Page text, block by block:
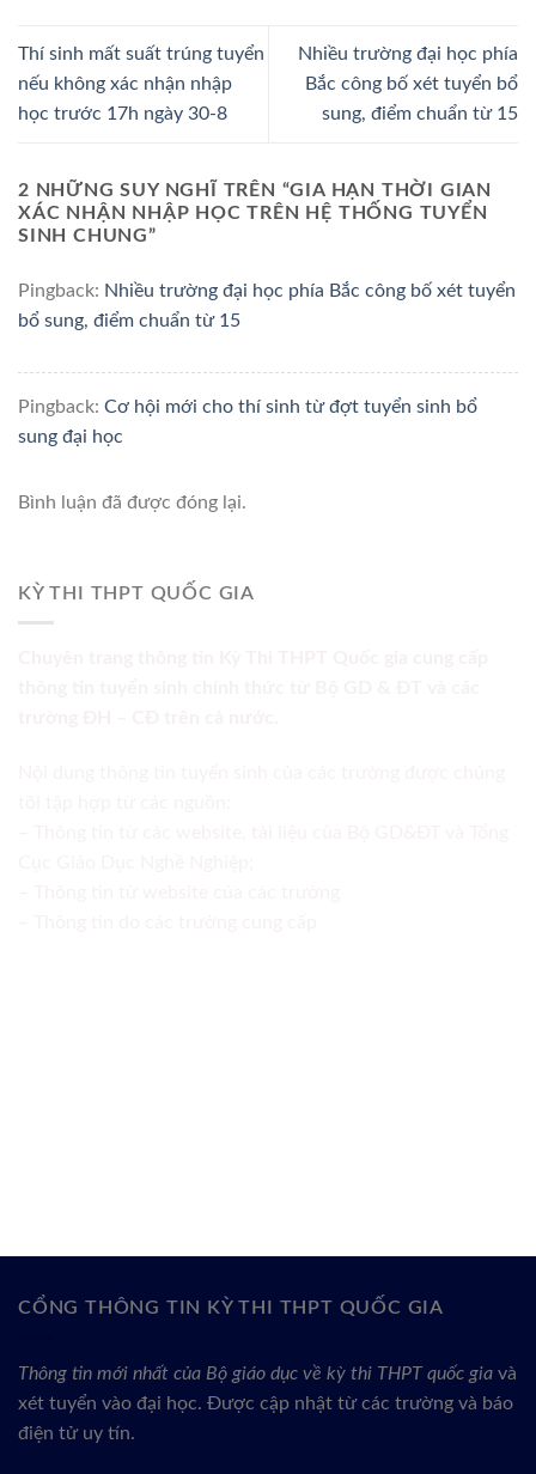
Thí sinh mất suất trúng tuyển
nếu không xác nhận nhập
học trước 17h ngày 30-8
Nhiều trường đại học phía
Bắc công bố xét tuyển bổ
sung, điểm chuẩn từ 15
2 NHỮNG SUY NGHĨ TRÊN “GIA HẠN THỜI GIAN
XÁC NHẬN NHẬP HỌC TRÊN HỆ THỐNG TUYỂN
SINH CHUNG”
Pingback: Nhiều trường đại học phía Bắc công bố xét tuyển
bổ sung, điểm chuẩn từ 15
Pingback: Cơ hội mới cho thí sinh từ đợt tuyển sinh bổ
sung đại học
Bình luận đã được đóng lại.
KỲ THI THPT QUỐC GIA
CỔNG THÔNG TIN KỲ THI THPT QUỐC GIA
Thông tin mới nhất của Bộ giáo dục về kỳ thi THPT quốc gia và
xét tuyển vào đại học. Được cập nhật từ các trường và báo
điện tử uy tín.